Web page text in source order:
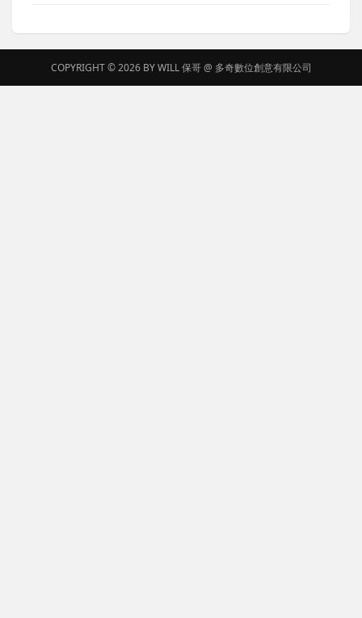
COPYRIGHT © 2026 BYWILL 保哥@ 多奇數位創意有限公司